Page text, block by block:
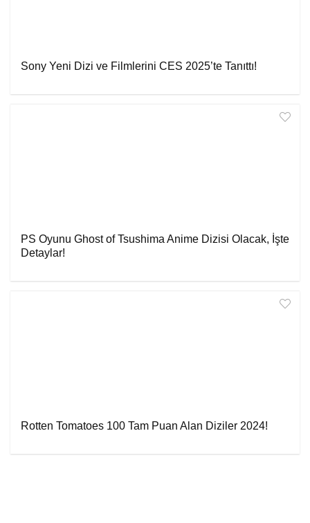
Sony Yeni Dizi ve Filmlerini CES 2025’te Tanıttı!
PS Oyunu Ghost of Tsushima Anime Dizisi Olacak, İşte
Detaylar!
Rotten Tomatoes 100 Tam Puan Alan Diziler 2024!